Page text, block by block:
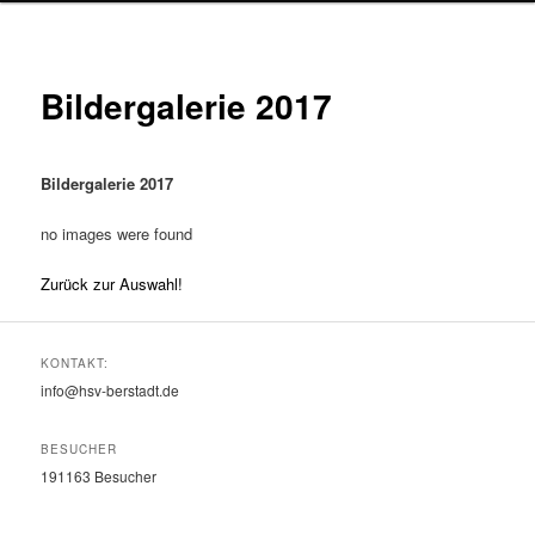
Bildergalerie 2017
Bildergalerie 2017
no images were found
Zurück zur Auswahl!
KONTAKT:
info@hsv-berstadt.de
BESUCHER
191163 Besucher